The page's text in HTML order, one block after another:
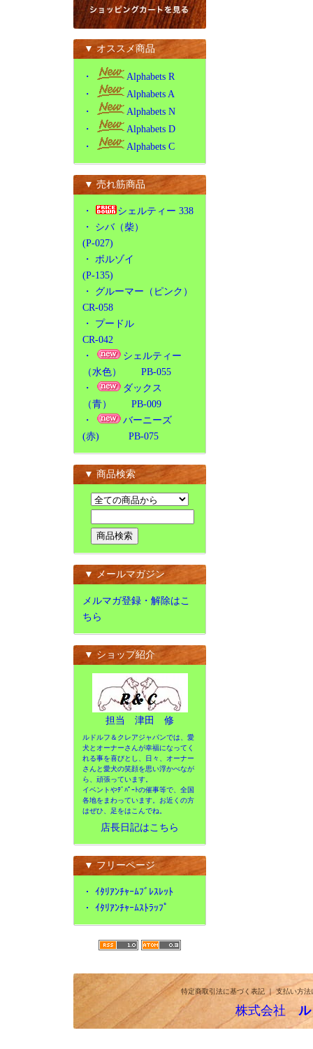
▼ オススメ商品
・
Alphabets R
・
Alphabets A
・
Alphabets N
・
Alphabets D
・
Alphabets C
▼ 売れ筋商品
・
シェルティー 338
・ シバ（柴）
(P-027)
・ ボルゾイ
(P-135)
・ グルーマー（ピンク）
CR-058
・ プードル
CR-042
・
シェルティー
（水色） PB-055
・
ダックス
（青） PB-009
・
バーニーズ
(赤) PB-075
▼ 商品検索
▼ メールマガジン
メルマガ登録・解除はこ
ちら
▼ ショップ紹介
担当 津田 修
ルドルフ＆クレアジャパンでは、愛
犬とオーナーさんが幸福になってく
れる事を喜びとし、日々、オーナー
さんと愛犬の笑顔を思い浮かべなが
ら、頑張っています。
イベントやﾃﾞﾊﾟｰﾄの催事等で、全国
各地をまわっています。お近くの方
はぜひ、足をはこんでね。
店長日記はこちら
▼ フリーページ
・ ｲﾀﾘｱﾝﾁｬｰﾑﾌﾞﾚｽﾚｯﾄ
・ ｲﾀﾘｱﾝﾁｬｰﾑｽﾄﾗｯﾌﾟ
特定商取引法に基づく表記｜支払い方法
株式会社